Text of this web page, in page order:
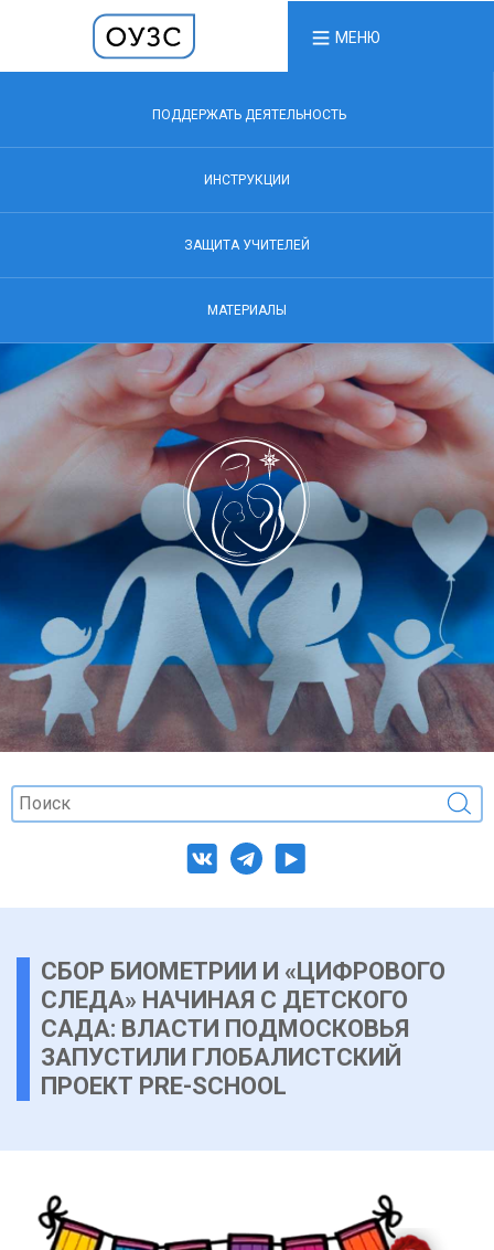
МЕНЮ
ПОДДЕРЖАТЬ ДЕЯТЕЛЬНОСТЬ
ИНСТРУКЦИИ
ЗАЩИТА УЧИТЕЛЕЙ
МАТЕРИАЛЫ
СБОР БИОМЕТРИИ И «ЦИФРОВОГО
СЛЕДА» НАЧИНАЯ С ДЕТСКОГО
САДА: ВЛАСТИ ПОДМОСКОВЬЯ
ЗАПУСТИЛИ ГЛОБАЛИСТСКИЙ
ПРОЕКТ PRE-SCHOOL